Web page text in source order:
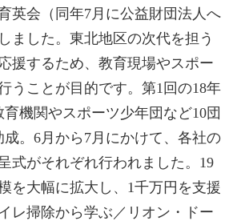
英会（同年7月に公益財団法人へ
ました。東北地区の次代を担う
援するため、教育現場やスポー
うことが目的です。第1回の18年
機関やスポーツ少年団など10団
成。6月から7月にかけて、各社の
式がそれぞれ行われました。19
を大幅に拡大し、1千万円を支援
レ掃除から学ぶ／リオン・ドー